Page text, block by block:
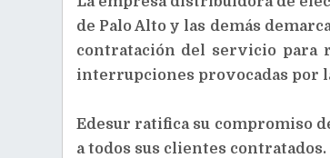
de Palo Alto y las demás
contratación del servicio para
interrupciones provocadas por
Edesur ratifica su compromiso
a todos sus clientes contratados.